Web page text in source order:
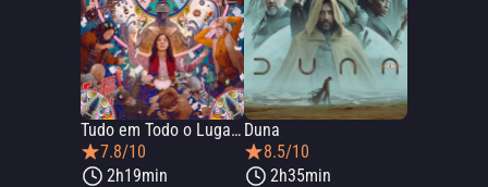
Tudo em Todo o Lugar ao Mesmo Tempo
7.8/10
2h19min
Duna
8.5/10
2h35min